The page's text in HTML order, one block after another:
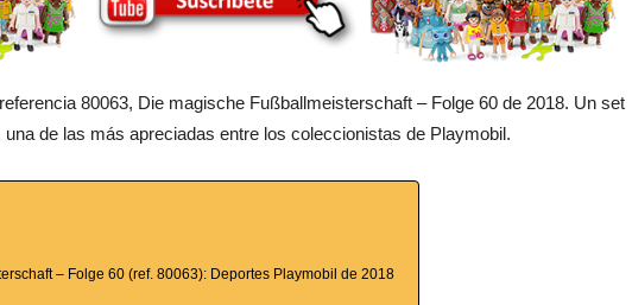
80063, Die magische Fußballmeisterschaft – Folge 60 de 2018. Un set
de las más apreciadas entre los coleccionistas de Playmobil.
– Folge 60 (ref. 80063): Deportes Playmobil de 2018